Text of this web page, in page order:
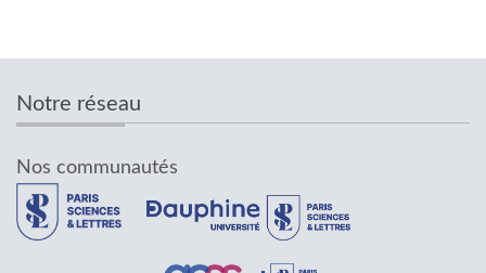
Notre réseau
Nos communautés